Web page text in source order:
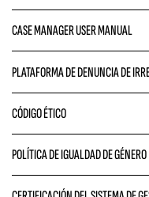
CASE MANAGER USER MANUAL
PLATAFORMA DE DENUNCIA DE
CÓDIGO ÉTICO
POLÍTICA DE IGUALDAD DE GÉNERO